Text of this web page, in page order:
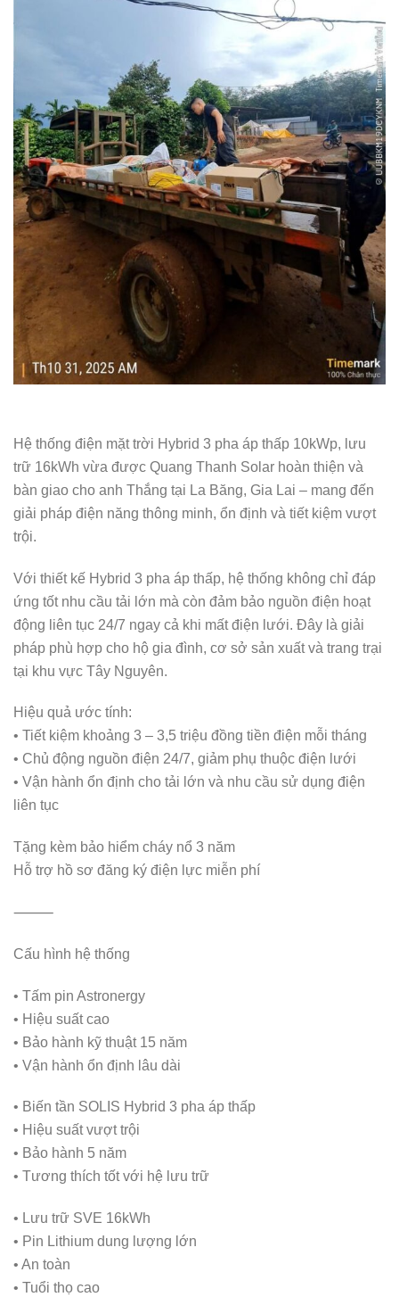
Hệ thống điện mặt trời Hybrid 3 pha áp thấp 10kWp, lưu
trữ 16kWh vừa được Quang Thanh Solar hoàn thiện và
bàn giao cho anh Thắng tại La Băng, Gia Lai – mang đến
giải pháp điện năng thông minh, ổn định và tiết kiệm vượt
trội.
Với thiết kế Hybrid 3 pha áp thấp, hệ thống không chỉ đáp
ứng tốt nhu cầu tải lớn mà còn đảm bảo nguồn điện hoạt
động liên tục 24/7 ngay cả khi mất điện lưới. Đây là giải
pháp phù hợp cho hộ gia đình, cơ sở sản xuất và trang trại
tại khu vực Tây Nguyên.
Hiệu quả ước tính:
• Tiết kiệm khoảng 3 – 3,5 triệu đồng tiền điện mỗi tháng
• Chủ động nguồn điện 24/7, giảm phụ thuộc điện lưới
• Vận hành ổn định cho tải lớn và nhu cầu sử dụng điện
liên tục
Tặng kèm bảo hiểm cháy nổ 3 năm
Hỗ trợ hồ sơ đăng ký điện lực miễn phí
⸻
Cấu hình hệ thống
• Tấm pin Astronergy
• Hiệu suất cao
• Bảo hành kỹ thuật 15 năm
• Vận hành ổn định lâu dài
• Biến tần SOLIS Hybrid 3 pha áp thấp
• Hiệu suất vượt trội
• Bảo hành 5 năm
• Tương thích tốt với hệ lưu trữ
• Lưu trữ SVE 16kWh
• Pin Lithium dung lượng lớn
• An toàn
• Tuổi thọ cao